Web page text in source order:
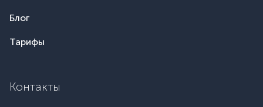
Блог
Тарифы
Контакты